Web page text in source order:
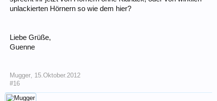
unlackierten Hörnern so wie dem hier?
Liebe Grüße,
Guenne
Mugger 15.Oktober.2012
#16